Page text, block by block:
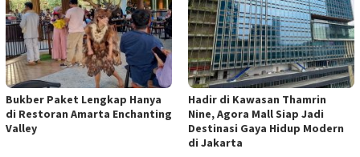
Bukber Paket Lengkap Hanya
di Restoran Amarta Enchanting
Valley
Hadir di Kawasan Thamrin
Nine, Agora Mall Siap Jadi
Destinasi Gaya Hidup Modern
di Jakarta